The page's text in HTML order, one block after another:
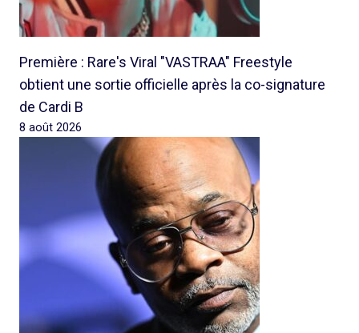
Première : Rare's Viral "VASTRAA" Freestyle
obtient une sortie officielle après la co-signature
de Cardi B
8 août 2026